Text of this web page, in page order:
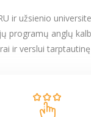
ir užsienio
programų anglų
ir verslui